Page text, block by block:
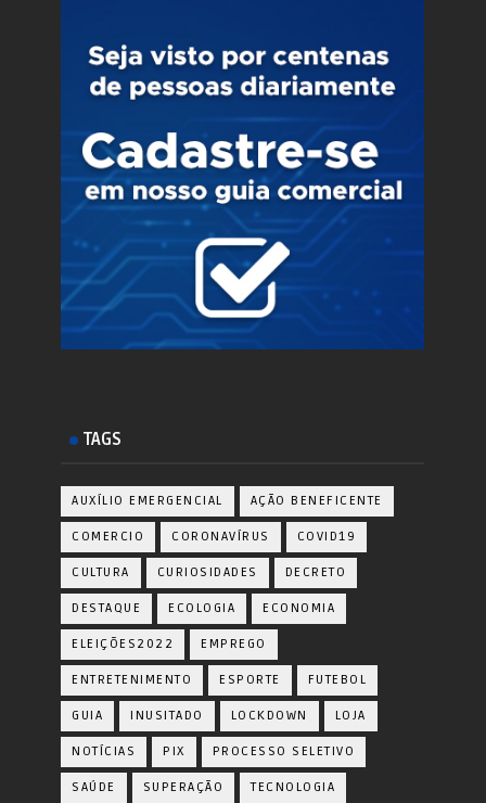
TAGS
AUXÍLIO EMERGENCIAL AÇÃO BENEFICENTE
COMERCIO CORONAVÍRUS COVID19
CULTURA CURIOSIDADES DECRETO
DESTAQUE ECOLOGIA ECONOMIA
ELEIÇÕES2022 EMPREGO
ENTRETENIMENTO ESPORTE FUTEBOL
GUIA INUSITADO LOCKDOWN LOJA
NOTÍCIAS PIX PROCESSO SELETIVO
SAÚDE SUPERAÇÃO TECNOLOGIA